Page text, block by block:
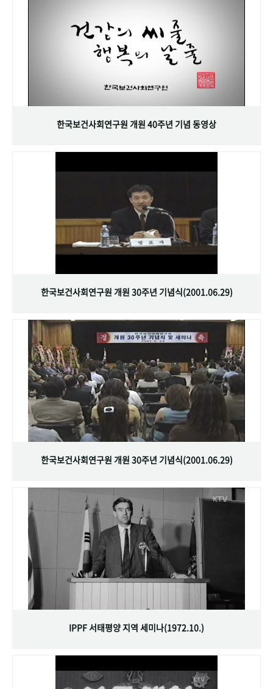
한국보건사회연구원 개원 40주년 기념 동영상
한국보건사회연구원 개원 30주년 기념식(2001.06.29)
한국보건사회연구원 개원 30주년 기념식(2001.06.29)
IPPF 서태평양 지역 세미나(1972.10.)